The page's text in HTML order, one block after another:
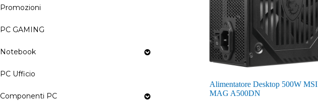
Alimentatore Desktop 500W MSI
MAG A500DN
Promozioni
–
PC GAMING
Notebook
PC Ufficio
Componenti PC